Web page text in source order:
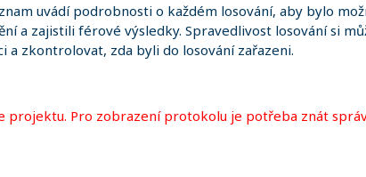
uvádí podrobnosti o každém losování, aby bylo
a zajistili férové výsledky. Spravedlivost losování si
a zkontrolovat, zda byli do losování zařazeni.
projektu. Pro zobrazení protokolu je potřeba znát